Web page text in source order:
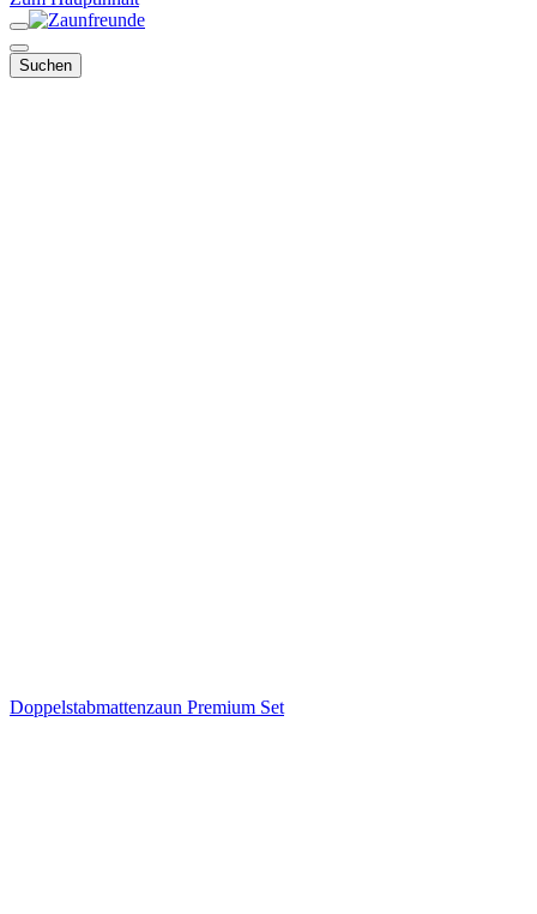
Suchen
Doppelstabmattenzaun Premium Set